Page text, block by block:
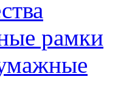
рамки